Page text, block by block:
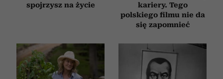
spojrzysz na życie
kariery. Tego
polskiego filmu nie da
się zapomnieć